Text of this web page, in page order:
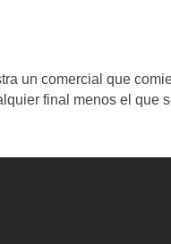
un comercial que
final menos el que